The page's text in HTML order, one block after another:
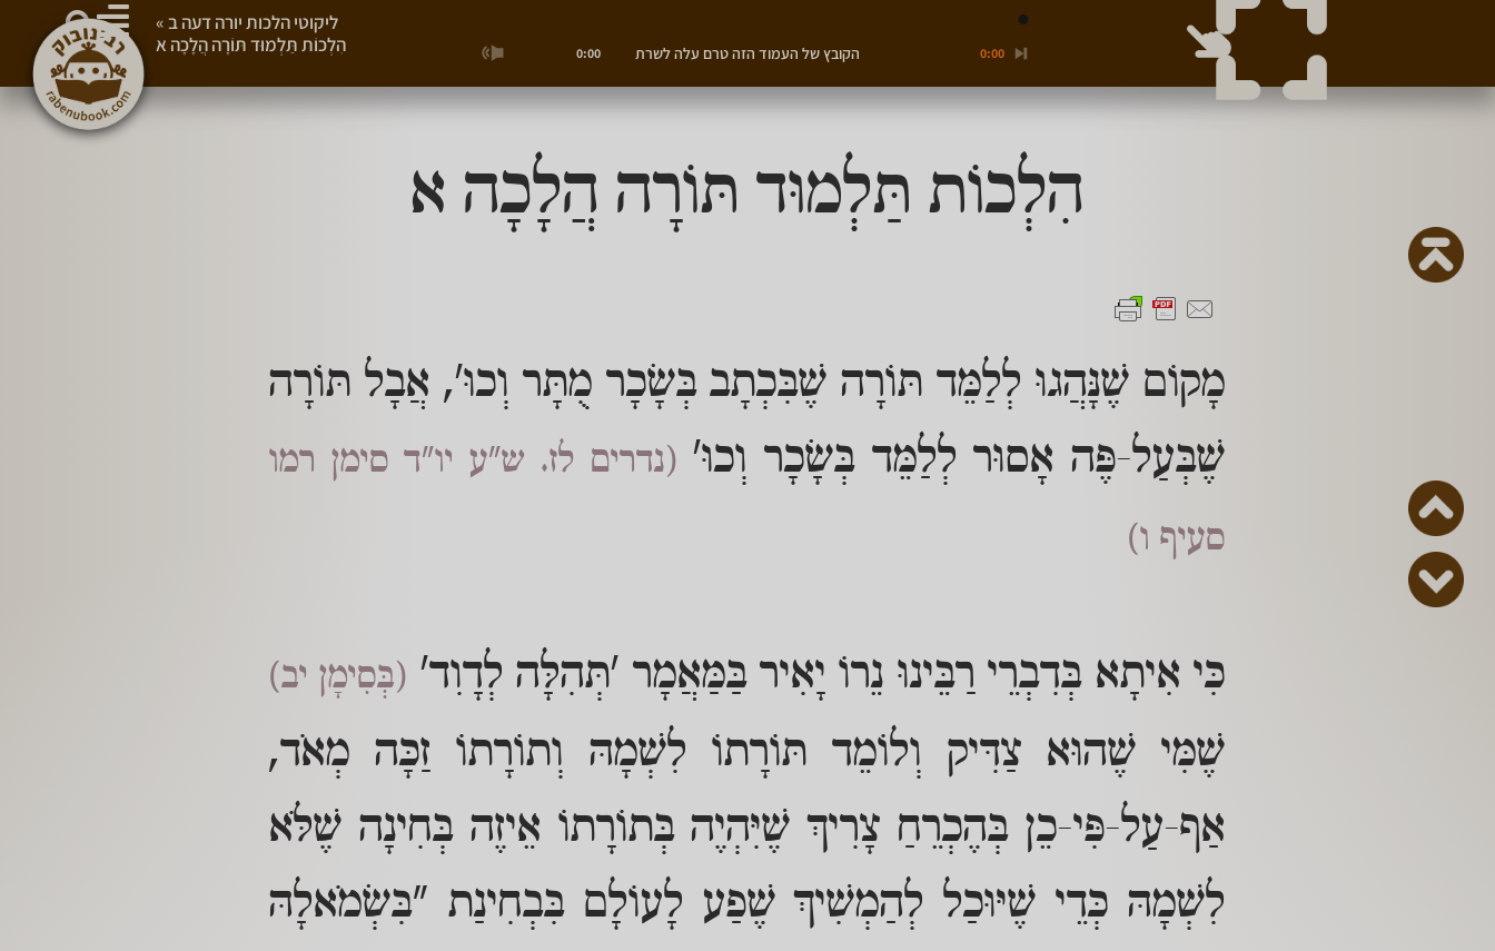
הִלְכוֹת תַּלְמוּד תּוֹרָה הֲלָכָה א
מָקוֹם שֶׁנָּהֲגוּ לְלַמֵּד תּוֹרָה שֶׁבִּכְתָב בְּשָׂכָר מֻתָּר וְכוּ', אֲבָל תּוֹרָה
שֶׁבְּעַל-פֶּה אָסוּר לְלַמֵּד בְּשָׂכָר וְכוּ' (נדרים לז. ש"ע יו"ד סימן רמו
סעיף ו)
כִּי אִיתָא בְּדִבְרֵי רַבֵּינוּ נֵרוֹ יָאִיר בַּמַּאֲמָר 'תְּהִלָּה לְדָוִד' (בְּסִימָן יב)
שֶׁמִּי שֶׁהוּא צַדִּיק וְלוֹמֵד תּוֹרָתוֹ לִשְׁמָהּ וְתוֹרָתוֹ זַכָּה מְאֹד,
אַף-עַל-פִּי-כֵן בְּהֶכְרֵחַ צָרִיךְ שֶׁיִּהְיֶה בְּתוֹרָתוֹ אֵיזֶה בְּחִינָה שֶׁלֹּא
לִשְׁמָהּ כְּדֵי שֶׁיּוּכַל לְהַמְשִׁיךְ שֶׁפַע לָעוֹלָם בִּבְחִינַת "בִּשְׂמֹאלָהּ
ליקוטי הלכות יורה דעה ב»
הִלְכוֹת תַּלְמוּד תּוֹרָה הֲלָכָה א
0:00 הקובץ של העמוד הזה טרם עלה לשרת 0:00